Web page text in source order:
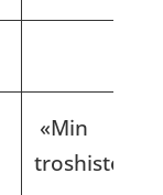
«Min
troshistorie»